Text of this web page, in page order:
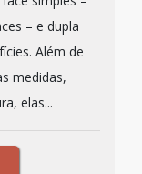
– e dupla
Além de
medidas,
elas...